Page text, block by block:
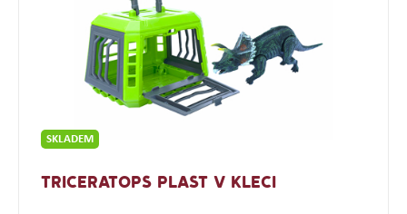
SKLADEM
TRICERATOPS PLAST V KLECI